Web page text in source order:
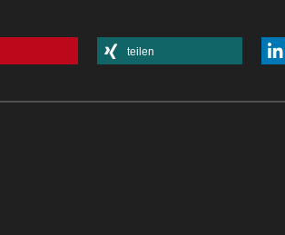
teilen